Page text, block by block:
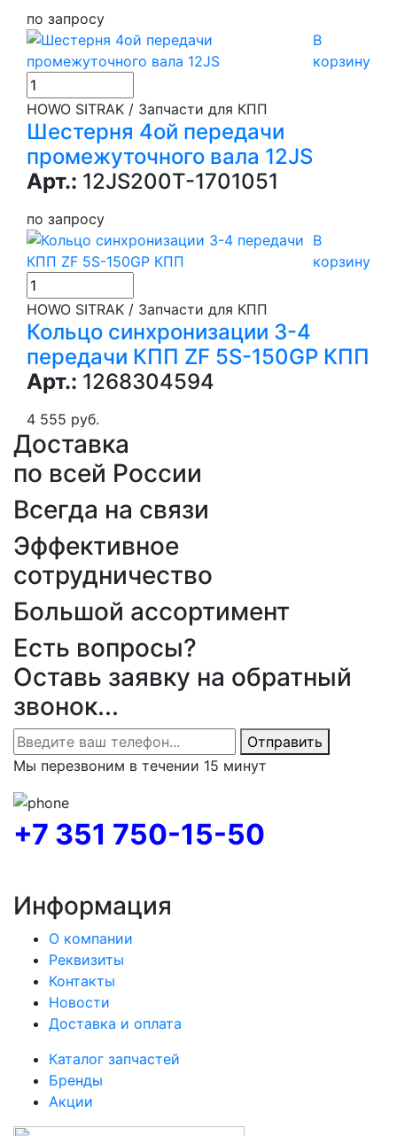
по запросу
В
корзину
HOWO SITRAK / Запчасти для КПП
Шестерня 4ой передачи
промежуточного вала 12JS
Арт.: 12JS200T-1701051
по запросу
В
корзину
HOWO SITRAK / Запчасти для КПП
Кольцо синхронизации 3-4
передачи КПП ZF 5S-150GP КПП
Арт.: 1268304594
4 555 руб.
Доставка
по всей России
Всегда на связи
Эффективное
сотрудничество
Большой ассортимент
Есть вопросы?
Оставь заявку на обратный
звонок...
Отправить
Мы перезвоним в течении 15 минут
+7 351 750-15-50
Информация
О компании
Реквизиты
Контакты
Новости
Доставка и оплата
Каталог запчастей
Бренды
Акции